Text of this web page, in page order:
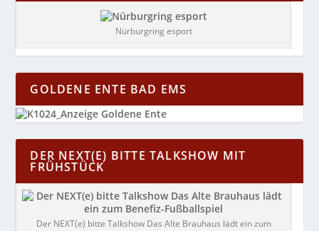
Nürburgring esport
GOLDENE ENTE BAD EMS
DER NEXT(E) BITTE TALKSHOW MIT
FRÜHSTÜCK
Der NEXT(e) bitte Talkshow Das Alte Brauhaus lädt ein zum